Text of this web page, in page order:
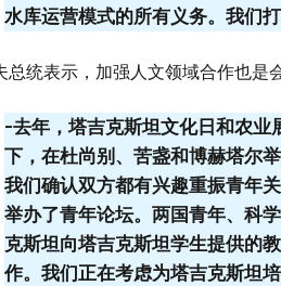
水库运营模式的所有义务。我们
总统表示，加强人文领域合作也是
-去年，塔吉克斯坦文化日和农业
下，在杜尚别、苦盏和博赫塔尔
我们确认双方都有兴趣重振青年
举办了青年论坛。两国青年、科
克斯坦向塔吉克斯坦学生提供的
作。我们正在考虑为塔吉克斯坦